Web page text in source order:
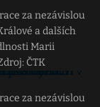
za nezávislou
a dalších
Marii
ČTK
za nezávislou